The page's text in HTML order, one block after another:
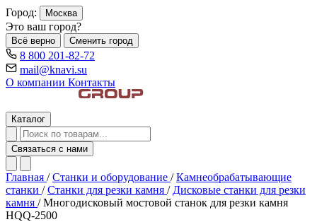
Город: Москва
Это ваш город?
Всё верно Сменить город
8 800 201-82-72
mail@knavi.su
О компании Контакты
Каталог
Связаться с нами
Главная / Станки и оборудование / Камнеобрабатывающие
станки / Станки для резки камня / Дисковые станки для резки
камня / Многодисковый мостовой станок для резки камня
HQQ-2500